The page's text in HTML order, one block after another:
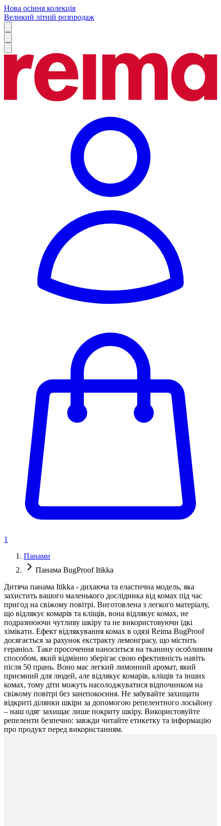
Нова осіння колекція
Великий літній розпродаж
1
Панами
Панама BugProof Itikka
Дитяча панама Itikka - дихаюча та еластична модель, яка
захистить вашого маленького дослідника від комах під час
пригод на свіжому повітрі. Виготовлена ​​з легкого матеріалу,
що відлякує комарів та кліщів, вона відлякує комах, не
подразнюючи чутливу шкіру та не використовуючи їдкі
хімікати. Ефект відлякування комах в одязі Reima BugProof
досягається за рахунок екстракту лемонграсу, що містить
гераніол. Таке просочення наноситься на тканину особливим
способом, який відмінно зберігає свою ефективність навіть
після 50 прань. Воно має легкий лимонний аромат, який
приємний для людей, але відлякує комарів, кліщів та інших
комах, тому діти можуть насолоджуватися відпочинком на
свіжому повітрі без занепокоєння. Не забувайте захищати
відкриті ділянки шкіри за допомогою репелентного лосьйону
– наш одяг захищає лише покриту шкіру. Використовуйте
репеленти безпечно: завжди читайте етикетку та інформацію
про продукт перед використанням.